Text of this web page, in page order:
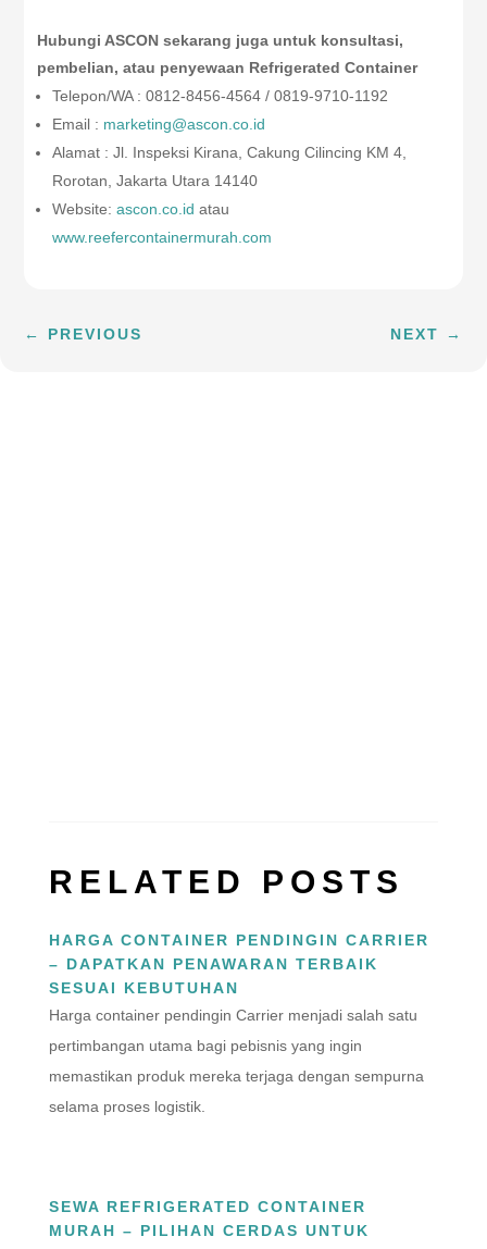
Hubungi ASCON sekarang juga untuk konsultasi,
pembelian, atau penyewaan Refrigerated Container
Telepon/WA : 0812-8456-4564 / 0819-9710-1192
Email : marketing@ascon.co.id
Alamat : Jl. Inspeksi Kirana, Cakung Cilincing KM 4,
Rorotan, Jakarta Utara 14140
Website:ascon.co.id atau
www.reefercontainermurah.com
← PREVIOUS NEXT →
RELATED POSTS
HARGA CONTAINER PENDINGIN CARRIER
– DAPATKAN PENAWARAN TERBAIK
SESUAI KEBUTUHAN
Harga container pendingin Carrier menjadi salah satu
pertimbangan utama bagi pebisnis yang ingin
memastikan produk mereka terjaga dengan sempurna
selama proses logistik.
SEWA REFRIGERATED CONTAINER
MURAH – PILIHAN CERDAS UNTUK